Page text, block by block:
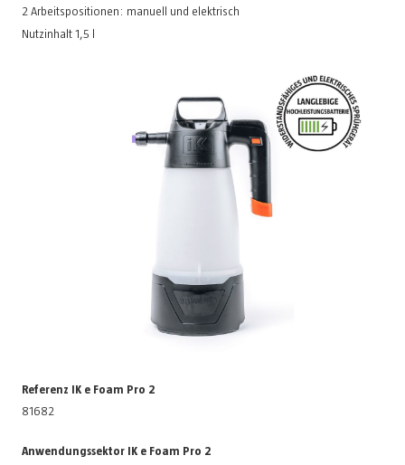
2 Arbeitspositionen: manuell und elektrisch
Nutzinhalt 1,5 l
Referenz IK e Foam Pro 2
81682
Anwendungssektor IK e Foam Pro 2